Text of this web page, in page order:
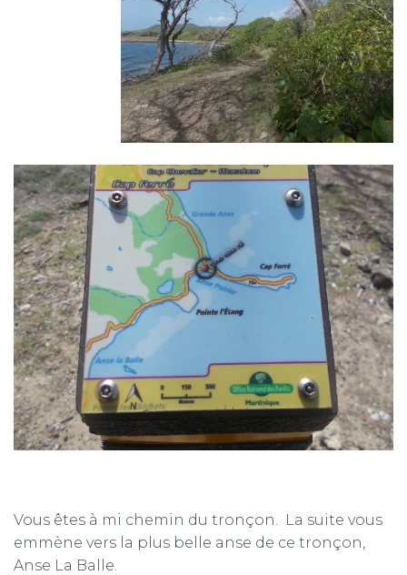
Vous êtes à mi chemin du tronçon. La suite vous
emmène vers la plus belle anse de ce tronçon,
Anse La Balle.